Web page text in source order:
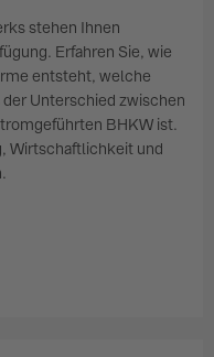
stehen Ihnen
Erfahren Sie, wie
entsteht, welche
Unterschied zwischen
BHKW ist.
Wirtschaftlichkeit und